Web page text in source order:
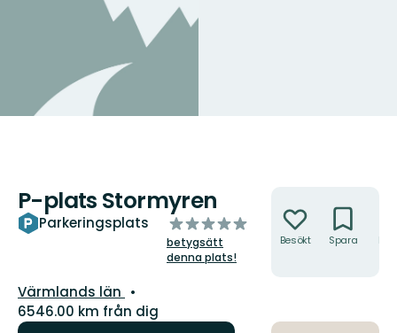
P-plats Stormyren
Parkeringsplats
av
5
stjärnor
betygsätt
denna plats!
Län:
Värmlands län
6546.00 km från dig
Besökt Spara